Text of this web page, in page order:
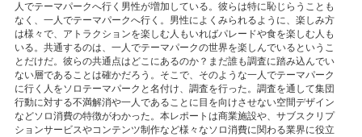
人でテーマパークへ行く男性が増加している。彼らは特に恥じらうことも
なく、一人でテーマパークへ行く。男性によくみられるように、楽しみ方
は様々で、アトラクションを楽しむ人もいればパレードや食を楽しむ人も
いる。共通するのは、一人でテーマパークの世界を楽しんでいるというこ
とだけだ。彼らの共通点はどこにあるのか？まだ誰も調査に踏み込んでい
ない層であることは確かだろう。そこで、そのような一人でテーマパーク
に行く人をソロテーマパークと名付け、調査を行った。調査を通して集団
行動に対する不満解消や一人であることに目を向けさせない空間デザイン
などソロ消費の特徴がわかった。本レポートは商業施設や、サブスクリプ
ションサービスやコンテンツ制作など様々なソロ消費に関わる業界に役立